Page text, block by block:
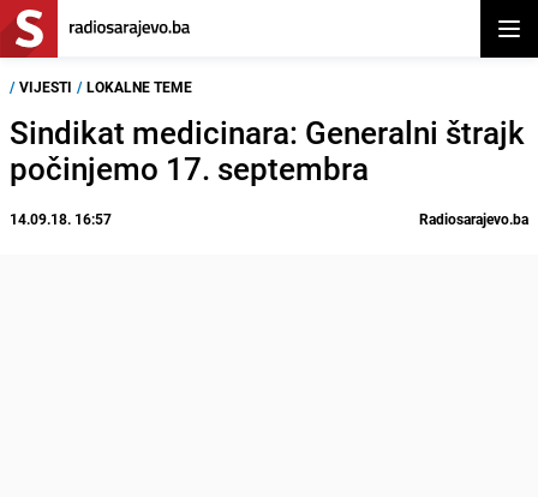
/ VIJESTI / LOKALNE TEME
Sindikat medicinara: Generalni štrajk
počinjemo 17. septembra
14.09.18. 16:57 Radiosarajevo.ba